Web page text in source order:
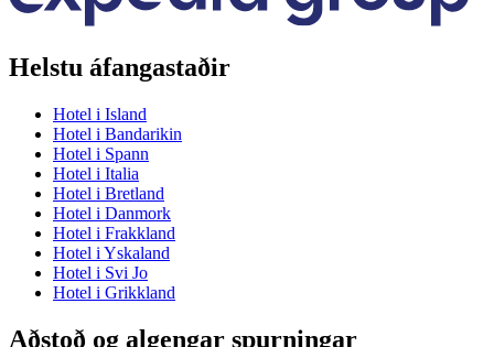
Helstu áfangastaðir
Hotel i Island
Hotel i Bandarikin
Hotel i Spann
Hotel i Italia
Hotel i Bretland
Hotel i Danmork
Hotel i Frakkland
Hotel i Yskaland
Hotel i Svi Jo
Hotel i Grikkland
Aðstoð og algengar spurningar